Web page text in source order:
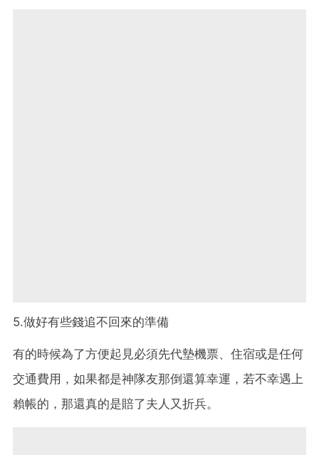
5.做好有些錢追不回來的準備
有的時候為了方便起見必須先代墊機票、住宿或是任何
交通費用，如果都是神隊友那倒還算幸運，若不幸遇上
賴帳的，那還真的是賠了夫人又折兵。